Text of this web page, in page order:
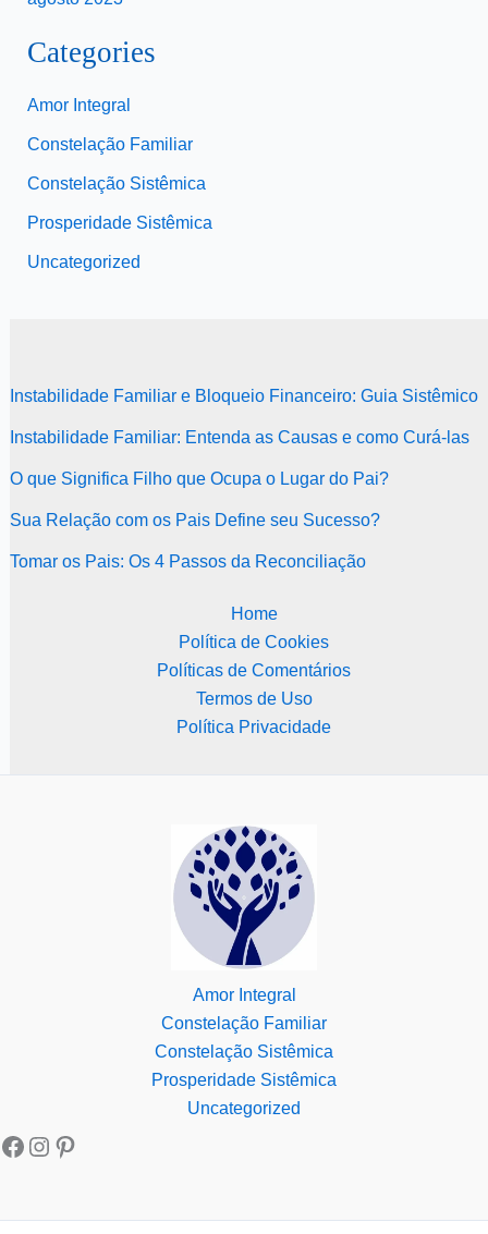
Categories
Amor Integral
Constelação Familiar
Constelação Sistêmica
Prosperidade Sistêmica
Uncategorized
Instabilidade Familiar e Bloqueio Financeiro: Guia Sistêmico
Instabilidade Familiar: Entenda as Causas e como Curá-las
O que Significa Filho que Ocupa o Lugar do Pai?
Sua Relação com os Pais Define seu Sucesso?
Tomar os Pais: Os 4 Passos da Reconciliação
Home
Política de Cookies
Políticas de Comentários
Termos de Uso
Política Privacidade
Amor Integral
Constelação Familiar
Constelação Sistêmica
Prosperidade Sistêmica
Uncategorized